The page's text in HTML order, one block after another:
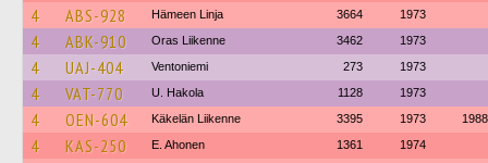
4 ABS-928 Hämeen Linja 3664 1973
4 ABK-910 Oras Liikenne 3462 1973
4 UAJ-404 Ventoniemi 273 1973
4 VAT-770 U. Hakola 1128 1973
4 OEN-604 Käkelän Liikenne 3395 1973 1988
4 KAS-250 E. Ahonen 1361 1974